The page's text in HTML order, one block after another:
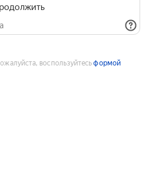
воспользуйтесьформой